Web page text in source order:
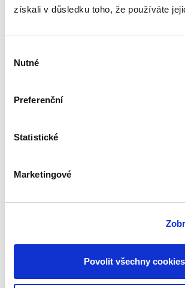
získali v důsledku toho, že používáte
souhlasu
Nutné
Preferenční
Statistické
Marketingové
Povolit všechny cookies
5 990,00 Kč
oblasti stavebního práva, které ovlivní
svobodném
Komentář.